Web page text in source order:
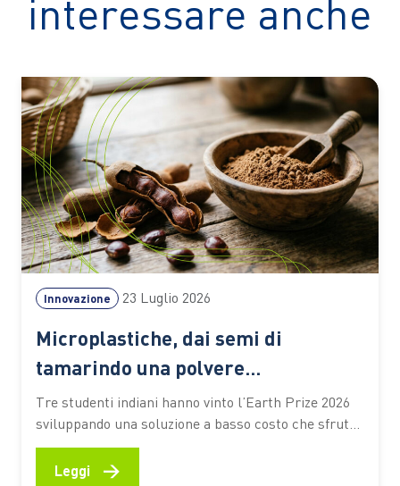
interessare anche
Innovazione 23 Luglio 2026
Microplastiche, dai semi di
tamarindo una polvere
biodegradabile che depura l’acqua
senza elettricità
Tre studenti indiani hanno vinto l’Earth Prize 2026
sviluppando una soluzione a basso costo che sfrutta
materiali naturali e particelle magnetiche per
catturare gli inquinanti. Un’idea che potrebbe
Leggi →